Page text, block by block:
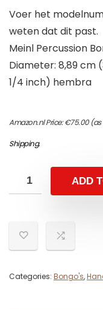
Voer het
weten dat dit past.
Meinl Percussion
Diameter: 8,89 cm
1/4 inch) hembra
Amazon.nl Price:€75.00(as
Shipping.
ADD
Categories: Bongo's,